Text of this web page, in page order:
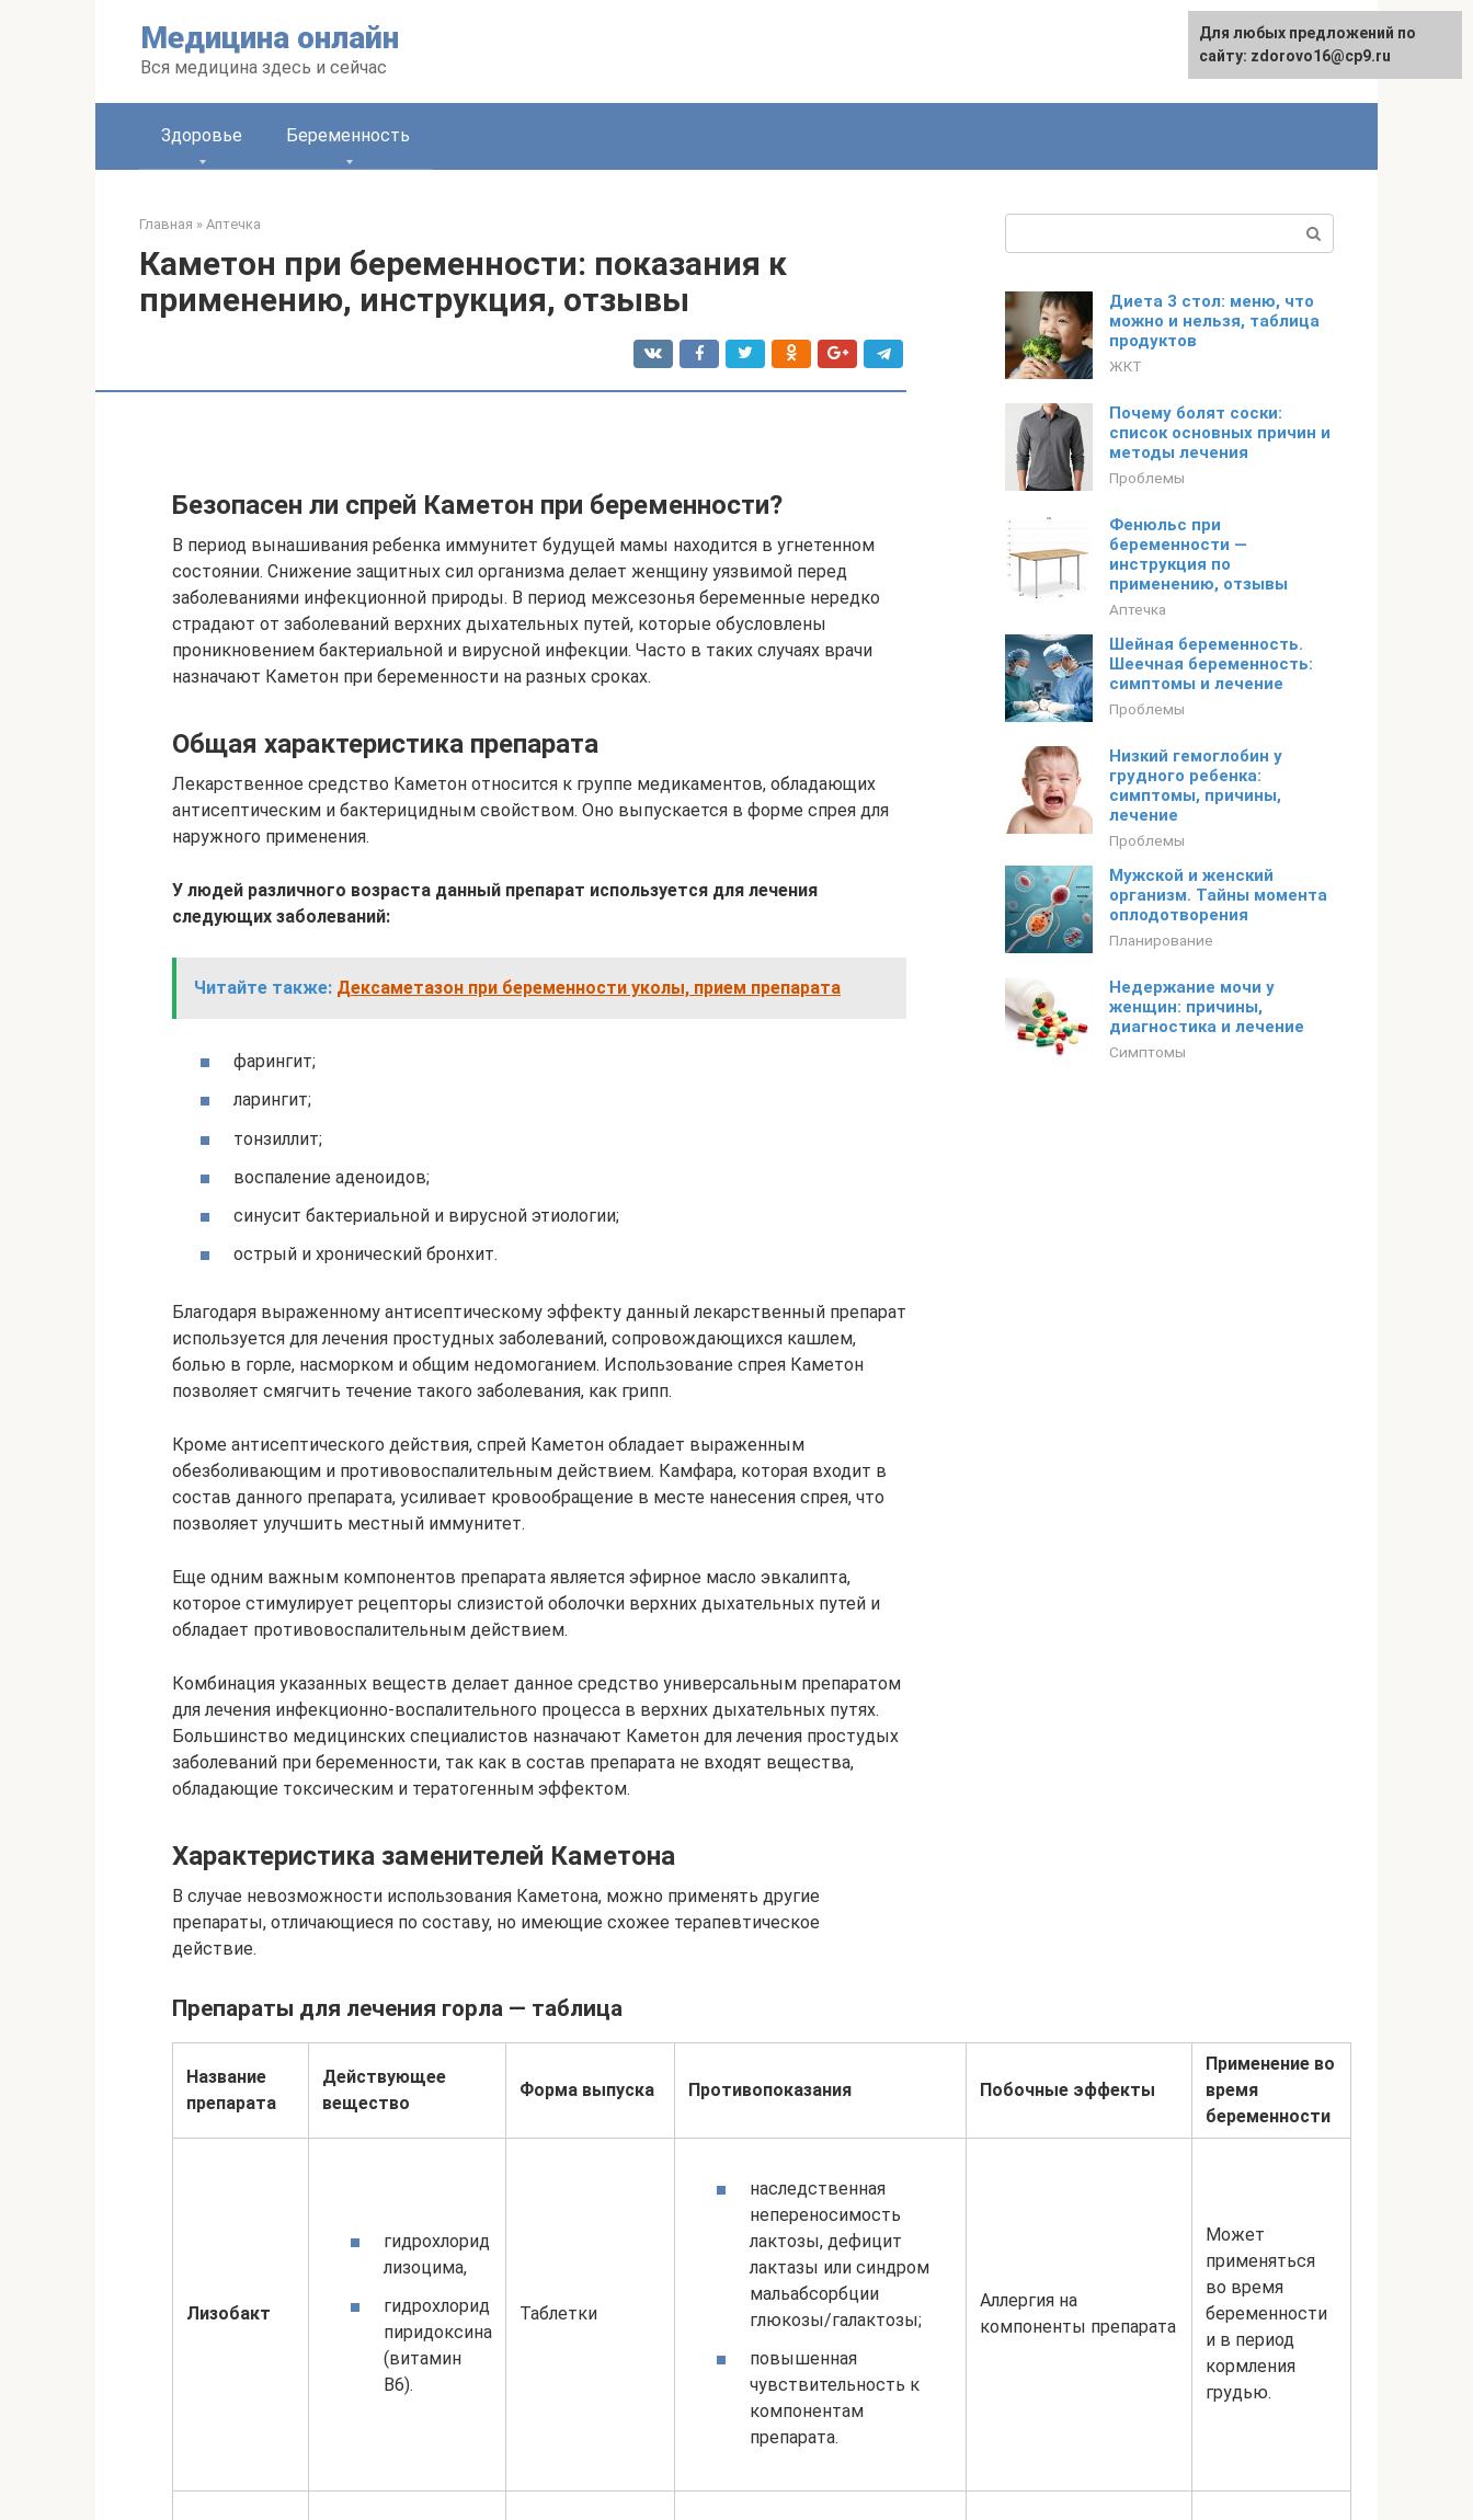
Медицина онлайн
Вся медицина здесь и сейчас
English
Здоровье Беременность
Главная » Аптечка
Каметон при беременности: показания к
применению, инструкция, отзывы
Безопасен ли спрей Каметон при беременности?
В период вынашивания ребенка иммунитет будущей мамы находится в угнетенном
состоянии. Снижение защитных сил организма делает женщину уязвимой перед
заболеваниями инфекционной природы. В период межсезонья беременные нередко
страдают от заболеваний верхних дыхательных путей, которые обусловлены
проникновением бактериальной и вирусной инфекции. Часто в таких случаях врачи
назначают Каметон при беременности на разных сроках.
Общая характеристика препарата
Лекарственное средство Каметон относится к группе медикаментов, обладающих
антисептическим и бактерицидным свойством. Оно выпускается в форме спрея для
наружного применения.
У людей различного возраста данный препарат используется для лечения
следующих заболеваний:
Читайте также: Дексаметазон при беременности уколы, прием препарата
фарингит;
ларингит;
тонзиллит;
воспаление аденоидов;
синусит бактериальной и вирусной этиологии;
острый и хронический бронхит.
Благодаря выраженному антисептическому эффекту данный лекарственный препарат
используется для лечения простудных заболеваний, сопровождающихся кашлем,
болью в горле, насморком и общим недомоганием. Использование спрея Каметон
позволяет смягчить течение такого заболевания, как грипп.
Кроме антисептического действия, спрей Каметон обладает выраженным
обезболивающим и противовоспалительным действием. Камфара, которая входит в
состав данного препарата, усиливает кровообращение в месте нанесения спрея, что
позволяет улучшить местный иммунитет.
Еще одним важным компонентов препарата является эфирное масло эвкалипта,
которое стимулирует рецепторы слизистой оболочки верхних дыхательных путей и
обладает противовоспалительным действием.
Комбинация указанных веществ делает данное средство универсальным препаратом
для лечения инфекционно-воспалительного процесса в верхних дыхательных путях.
Большинство медицинских специалистов назначают Каметон для лечения простудых
заболеваний при беременности, так как в состав препарата не входят вещества,
обладающие токсическим и тератогенным эффектом.
Характеристика заменителей Каметона
В случае невозможности использования Каметона, можно применять другие
препараты, отличающиеся по составу, но имеющие схожее терапевтическое
действие.
Препараты для лечения горла — таблица
Название
препарата
Действующее
вещество
Форма выпуска Противопоказания Побочные эффекты
Применение во
время
беременности
Лизобакт
гидрохлорид
лизоцима,
гидрохлорид
пиридоксина
(витамин
В6).
Таблетки
наследственная
непереносимость
лактозы, дефицит
лактазы или синдром
мальабсорбции
глюкозы/галактозы;
повышенная
чувствительность к
компонентам
препарата.
Аллергия на
компоненты препарата
Может
применяться
во время
беременности
и в период
кормления
грудью.
Диета 3 стол: меню, что
можно и нельзя, таблица
продуктов
ЖКТ
Почему болят соски:
список основных причин и
методы лечения
Проблемы
Фенюльс при
беременности —
инструкция по
применению, отзывы
Аптечка
Шейная беременность.
Шеечная беременность:
симптомы и лечение
Проблемы
Низкий гемоглобин у
грудного ребенка:
симптомы, причины,
лечение
Проблемы
Мужской и женский
организм. Тайны момента
оплодотворения
Планирование
Недержание мочи у
женщин: причины,
диагностика и лечение
Симптомы
Для любых предложений по
сайту: zdorovo16@cp9.ru